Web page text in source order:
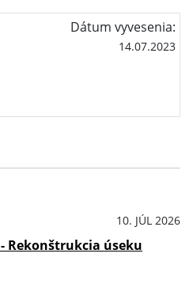
Dátum vyvesenia:
14.07.2023
10. JÚL 2026
Rekonštrukcia úseku